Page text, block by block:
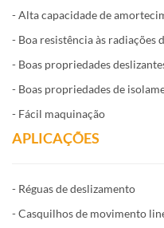
- Alta capacidade de
- Boa resistência às radiações
- Boas propriedades
- Boas propriedades de
- Fácil maquinação
APLICAÇÕES
- Réguas de deslizamento
- Casquilhos de movimento